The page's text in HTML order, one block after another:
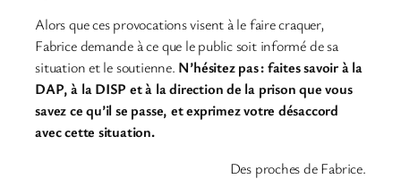
Alors que ces provocations visent à le faire craquer,
Fabrice demande à ce que le public soit informé de sa
situation et le soutienne. N’hésitez pas : faites savoir à la
DAP, à la DISP et à la direction de la prison que vous
savez ce qu’il se passe, et exprimez votre désaccord
avec cette situation.
Des proches de Fabrice.